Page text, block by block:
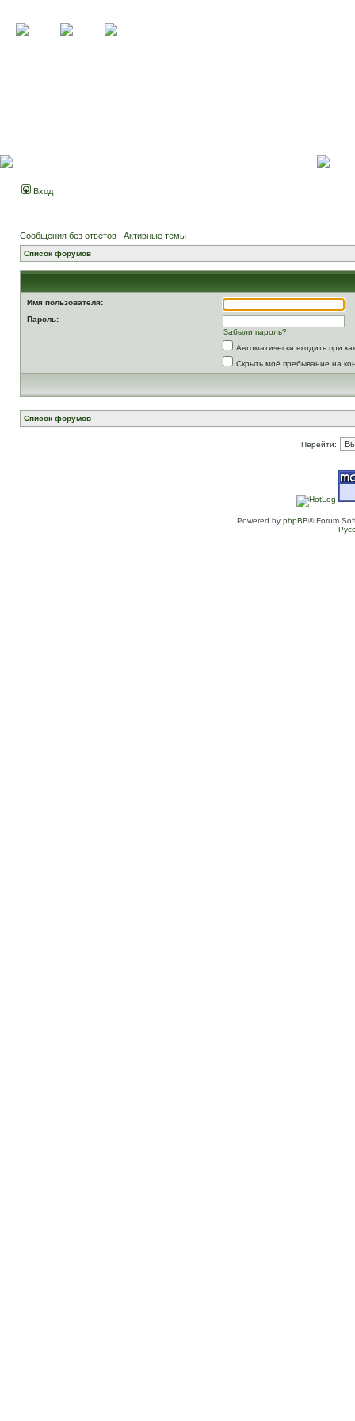
Вход
Сообщения без ответов | Активные темы
Список форумов
Имя пользователя:
Пароль:
Забыли пароль?
Автоматически входить при
Скрыть моё пребывание на
Список форумов
Перейти:
Powered by phpBB® Forum